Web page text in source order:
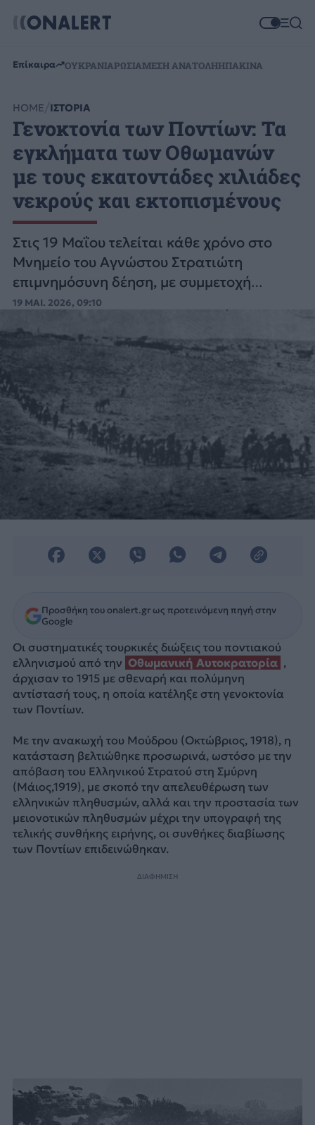
Επίκαιρα ΟΥΚΡΑΝΙΑΡΩΣΙΑΜΕΣΗ ΑΝΑΤΟΛΗΗΠΑΚΙΝΑ
HOME ΙΣΤΟΡΙΑ
Γενοκτονία των Ποντίων: Τα
εγκλήματα των Οθωμανών
με τους εκατοντάδες χιλιάδες
νεκρούς και εκτοπισμένους
Στις 19 Μαΐου τελείται κάθε χρόνο στο
Μνημείο του Αγνώστου Στρατιώτη
επιμνημόσυνη δέηση, με συμμετοχή
ποντιακών ενώσεων για την γενοκτονία
19 ΜΑΙ. 2026, 09:10
Προσθήκη του onalert.gr ως προτεινόμενη πηγή στην
Google
Οι συστηματικές τουρκικές διώξεις του ποντιακού
ελληνισμού από την Οθωμανική Αυτοκρατορία ,
άρχισαν το 1915 με σθεναρή και πολύμηνη
αντίστασή τους, η οποία κατέληξε στη γενοκτονία
των Ποντίων.
Με την ανακωχή του Μούδρου (Οκτώβριος, 1918), η
κατάσταση βελτιώθηκε προσωρινά, ωστόσο με την
απόβαση του Ελληνικού Στρατού στη Σμύρνη
(Μάιος,1919), με σκοπό την απελευθέρωση των
ελληνικών πληθυσμών, αλλά και την προστασία των
μειονοτικών πληθυσμών μέχρι την υπογραφή της
τελικής συνθήκης ειρήνης, οι συνθήκες διαβίωσης
των Ποντίων επιδεινώθηκαν.
ΔΙΑΦΗΜΙΣΗ